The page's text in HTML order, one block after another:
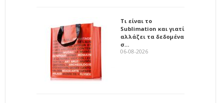
Τι είναι το
Sublimation και γιατί
αλλάζει τα δεδομένα
σ…
06-08-2026